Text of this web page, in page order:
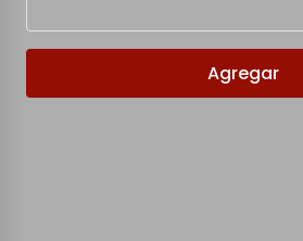
Agregar